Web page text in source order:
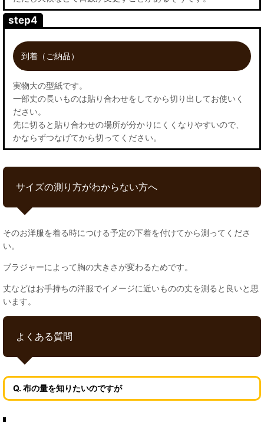
step4
到着（ご納品）
実物大の型紙です。
一部丈の長いものは貼り合わせをしてから切り出してお使いく
ださい。
先に切ると貼り合わせの場所が分かりにくくなりやすいので、
かならずつなげてから切ってください。
サイズの測り方がわからない方へ
そのお洋服を着る時につける予定の下着を付けてから測ってくださ
い。
ブラジャーによって胸の大きさが変わるためです。
丈などはお手持ちの洋服でイメージに近いものの丈を測ると良いと思
います。
よくある質問
Q. 布の量を知りたいのですが